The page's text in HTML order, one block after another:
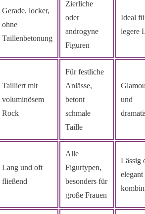
Gerade, locker,
ohne
Taillenbetonung
Zierliche
oder
androgyne
Figuren
Ideal
legere
Tailliert mit
voluminösem
Rock
Für festliche
Anlässe,
betont
schmale
Taille
und
Lang und oft
fließend
Alle
Figurtypen,
besonders für
große Frauen
Lässig
elegant